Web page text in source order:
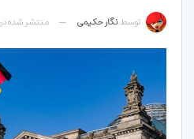
توسط نگار حکیمی منتشر شده در